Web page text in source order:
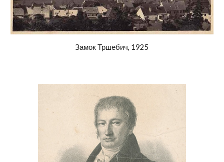
Замок Тршебич, 1925